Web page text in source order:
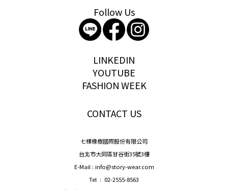
Follow Us
LINKEDIN
YOUTUBE
FASHION WEEK
CONTACT US
七棵橡樹國際股份有限公司
台北市大同區甘谷街35號3樓
E-Mail : info@story-wear.com
Tel : 02-2555-8563